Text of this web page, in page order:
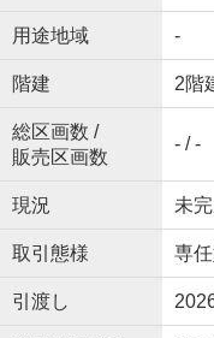
用途地域 -
階建 2階
総区画数 /
販売区画数
- / -
現況 未
取引態様 専
引渡し